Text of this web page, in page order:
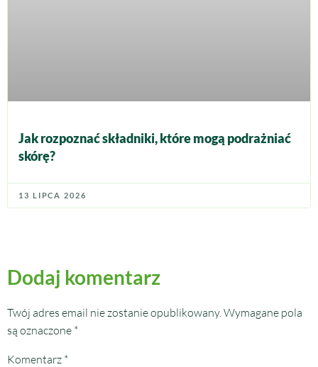
Jak rozpoznać składniki, które mogą podrażniać
skórę?
13 LIPCA 2026
Dodaj komentarz
Twój adres email nie zostanie opublikowany. Wymagane pola
są oznaczone *
Komentarz *